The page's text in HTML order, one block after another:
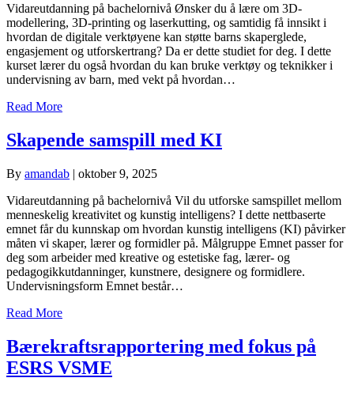
Vidareutdanning på bachelornivå Ønsker du å lære om 3D-
modellering, 3D-printing og laserkutting, og samtidig få innsikt i
hvordan de digitale verktøyene kan støtte barns skaperglede,
engasjement og utforskertrang? Da er dette studiet for deg. I dette
kurset lærer du også hvordan du kan bruke verktøy og teknikker i
undervisning av barn, med vekt på hvordan…
Read More
Skapende samspill med KI
By amandab | oktober 9, 2025
Vidareutdanning på bachelornivå Vil du utforske samspillet mellom
menneskelig kreativitet og kunstig intelligens? I dette nettbaserte
emnet får du kunnskap om hvordan kunstig intelligens (KI) påvirker
måten vi skaper, lærer og formidler på. Målgruppe Emnet passer for
deg som arbeider med kreative og estetiske fag, lærer- og
pedagogikkutdanninger, kunstnere, designere og formidlere.
Undervisningsform Emnet består…
Read More
Bærekraftsrapportering med fokus på
ESRS VSME